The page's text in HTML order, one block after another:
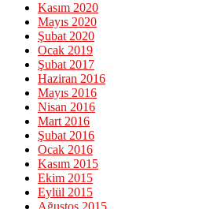
Kasım 2020
Mayıs 2020
Şubat 2020
Ocak 2019
Şubat 2017
Haziran 2016
Mayıs 2016
Nisan 2016
Mart 2016
Şubat 2016
Ocak 2016
Kasım 2015
Ekim 2015
Eylül 2015